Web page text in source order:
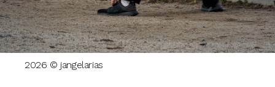
2026 © jangelarias